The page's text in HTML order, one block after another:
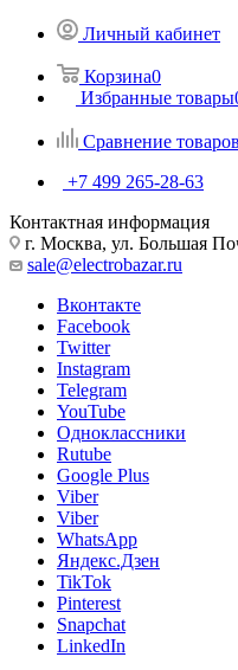
Личный кабинет
Корзина0
Избранные товары
Сравнение товаров
+7 499 265-28-63
Контактная информация
г. Москва, ул. Большая
sale@electrobazar.ru
Вконтакте
Facebook
Twitter
Instagram
Telegram
YouTube
Одноклассники
Rutube
Google Plus
Viber
Viber
WhatsApp
Яндекс.Дзен
TikTok
Pinterest
Snapchat
LinkedIn